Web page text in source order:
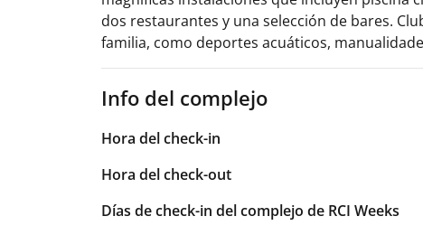
dos restaurantes y una selección de bares.
familia, como deportes acuáticos,
Info del complejo
Hora del check-in
Hora del check-out
Días de check-in del complejo de RCI Weeks